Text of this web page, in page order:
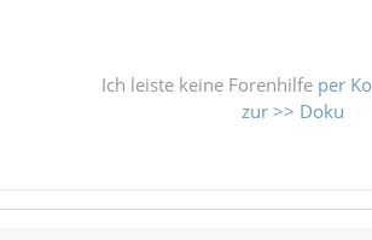
Ich leiste keine Forenhilfe per
zur >> Doku